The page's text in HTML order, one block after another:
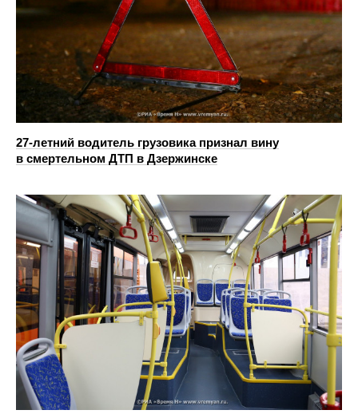
27-летний водитель грузовика признал вину
в смертельном ДТП в Дзержинске